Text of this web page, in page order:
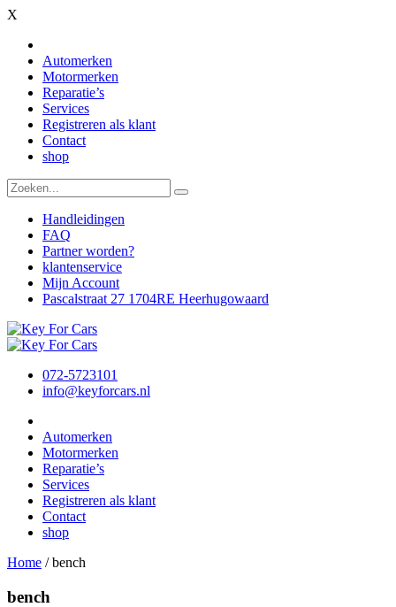
X
Automerken
Motormerken
Reparatie’s
Services
Registreren als klant
Contact
shop
Handleidingen
FAQ
Partner worden?
klantenservice
Mijn Account
Pascalstraat 27 1704RE Heerhugowaard
072-5723101
info@keyforcars.nl
Automerken
Motormerken
Reparatie’s
Services
Registreren als klant
Contact
shop
Home /bench
bench